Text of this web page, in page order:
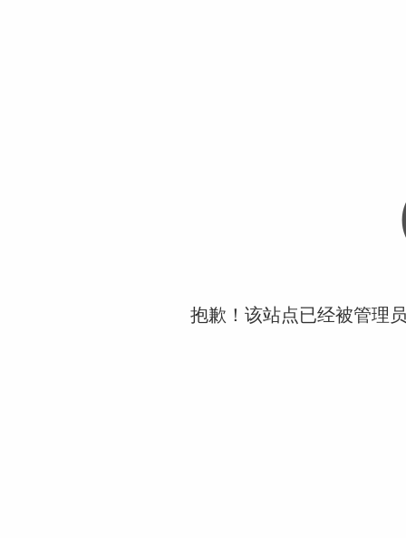
抱歉！该站点已经被管理